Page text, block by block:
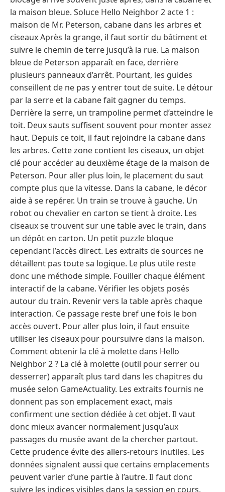
la maison bleue. Soluce Hello Neighbor 2 acte 1 :
maison de Mr. Peterson, cabane dans les arbres et
ciseaux Après la grange, il faut sortir du bâtiment et
suivre le chemin de terre jusqu’à la rue. La maison
bleue de Peterson apparaît en face, derrière
plusieurs panneaux d’arrêt. Pourtant, les guides
conseillent de ne pas y entrer tout de suite. Le détour
par la serre et la cabane fait gagner du temps.
Derrière la serre, un trampoline permet d’atteindre le
toit. Deux sauts suffisent souvent pour monter assez
haut. Depuis ce toit, il faut rejoindre la cabane dans
les arbres. Cette zone contient les ciseaux, un objet
clé pour accéder au deuxième étage de la maison de
Peterson. Pour aller plus loin, le placement du saut
compte plus que la vitesse. Dans la cabane, le décor
aide à se repérer. Un train se trouve à gauche. Un
robot ou chevalier en carton se tient à droite. Les
ciseaux se trouvent sur une table avec le train, dans
un dépôt en carton. Un petit puzzle bloque
cependant l’accès direct. Les extraits de sources ne
détaillent pas toute sa logique. Le plus utile reste
donc une méthode simple. Fouiller chaque élément
interactif de la cabane. Vérifier les objets posés
autour du train. Revenir vers la table après chaque
interaction. Ce passage reste bref une fois le bon
accès ouvert. Pour aller plus loin, il faut ensuite
utiliser les ciseaux pour poursuivre dans la maison.
Comment obtenir la clé à molette dans Hello
Neighbor 2 ? La clé à molette (outil pour serrer ou
desserrer) apparaît plus tard dans les chapitres du
musée selon GameActuality. Les extraits fournis ne
donnent pas son emplacement exact, mais
confirment une section dédiée à cet objet. Il vaut
donc mieux avancer normalement jusqu’aux
passages du musée avant de la chercher partout.
Cette prudence évite des allers-retours inutiles. Les
données signalent aussi que certains emplacements
peuvent varier d’une partie à l’autre. Il faut donc
suivre les indices visibles dans la session en cours.